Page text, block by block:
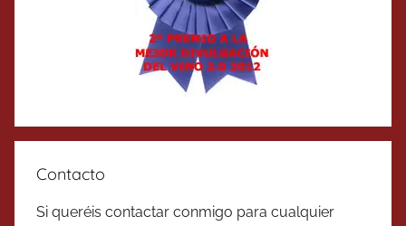
Contacto
Si queréis contactar conmigo para cualquier